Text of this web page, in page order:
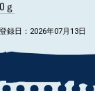
ｇ
登録日：2026年07月13日